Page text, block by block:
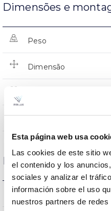
Esta página web usa
Las cookies de este sitio
el contenido y los
sociales y analizar el
información sobre el uso
nuestros partners de
Dimensões e
Peso
Dimensão
Dados ópticos
Temperatura de cor